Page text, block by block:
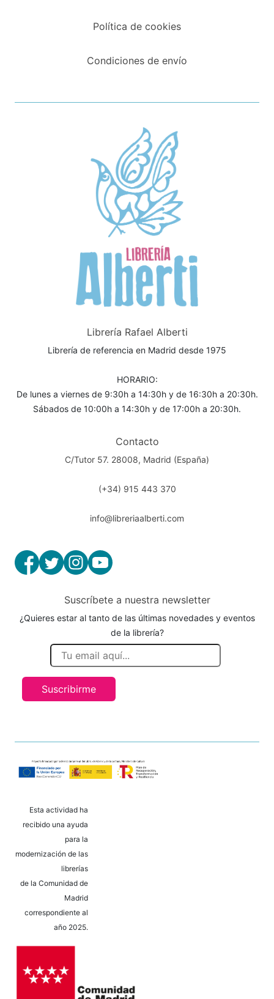
Política de cookies
Condiciones de envío
Librería Rafael Alberti
Librería de referencia en Madrid desde 1975
HORARIO:
De lunes a viernes de 9:30h a 14:30h y de 16:30h a 20:30h.
Sábados de 10:00h a 14:30h y de 17:00h a 20:30h.
Contacto
C/Tutor 57. 28008, Madrid (España)
(+34) 915 443 370
info@libreriaalberti.com
Suscríbete a nuestra newsletter
¿Quieres estar al tanto de las últimas novedades y eventos
de la librería?
Suscribirme
Esta actividad ha
recibido una ayuda
para la
modernización de las
librerías
de la Comunidad de
Madrid
correspondiente al
año 2025.